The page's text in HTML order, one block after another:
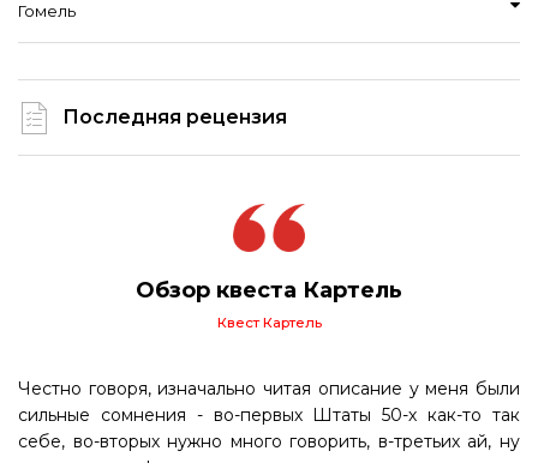
Гомель
Последняя рецензия
Обзор квеста Картель
Квест Картель
Честно говоря, изначально читая описание у меня были
сильные сомнения - во-первых Штаты 50-х как-то так
себе, во-вторых нужно много говорить, в-третьих ай, ну